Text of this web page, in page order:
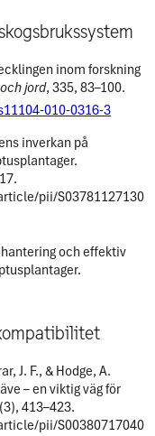
inom forskning
jord, 335, 83–100.
010-0316-3
inverkan på
pii/S03781127130
och effektiv
J. F., & Hodge, A.
– en viktig väg för
413–423.
pii/S00380717040